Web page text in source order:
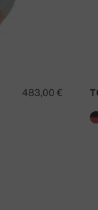
483,00 €